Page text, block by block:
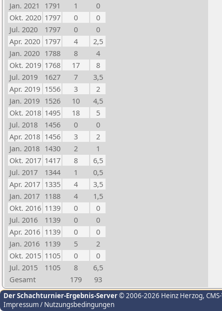
Jan. 2021
1791 1
0
Okt. 2020 1797 0
0
Jul. 2020
1797 0
0
Apr. 2020 1797 4
2,5
Jan. 2020 1788 8
4
Okt. 2019 1768 17
8
Jul. 2019
1627 7
3,5
Apr. 2019 1556 3
2
Jan. 2019 1526 10
4,5
Okt. 2018 1495 18
5
Jul. 2018
1456 0
0
Apr. 2018 1456 3
2
Jan. 2018 1430 2
1
Okt. 2017 1417 8
6,5
Jul. 2017
1344 1
0,5
Apr. 2017 1335 4
3,5
Jan. 2017 1188 4
1,5
Okt. 2016 1139 0
0
Jul. 2016
1139 0
0
Apr. 2016 1139 0
0
Jan. 2016 1139 5
2
Okt. 2015 1105 0
0
Jul. 2015
1105 8
6,5
Gesamt
179 93
Der Schachturnier-Ergebnis-Server© 2006-2026 Heinz Herzog,
Impressum / Nutzungsbedingungen